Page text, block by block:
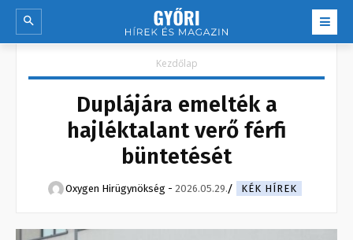
Kezdőlap
Duplájára emelték a
hajléktalant verő férfi
büntetését
Oxygen Hirügynökség - 2026.05.29. KÉK HÍREK